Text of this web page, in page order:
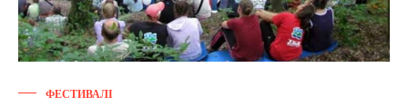
ФЕСТИВАЛІ